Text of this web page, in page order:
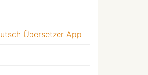
Übersetzer App